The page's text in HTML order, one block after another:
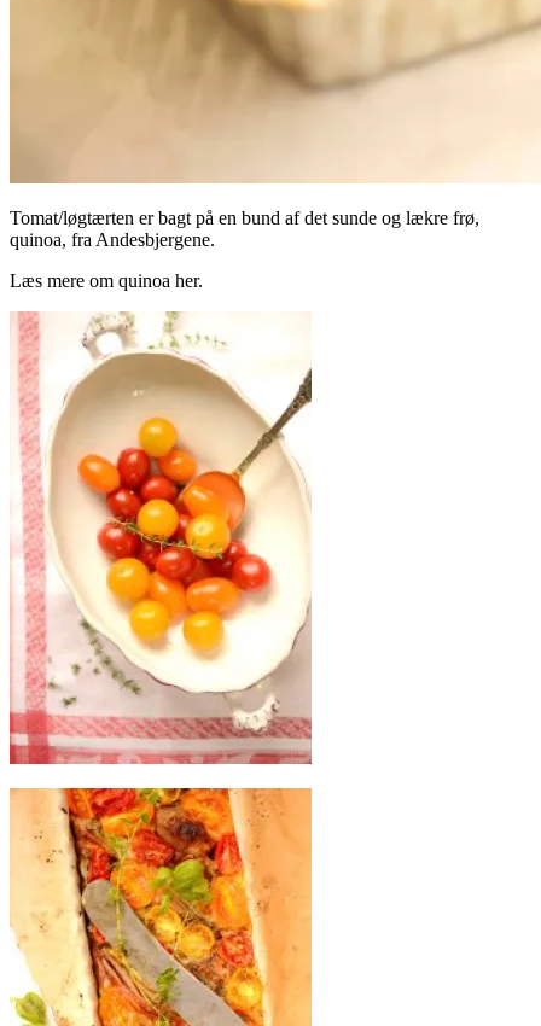
Tomat/løgtærten er bagt på en bund af det sunde og lækre frø,
quinoa, fra Andesbjergene.
Læs mere om quinoa her.